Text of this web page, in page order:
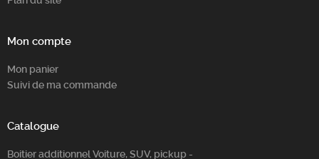
Mon compte
Mon panier
Suivi de ma commande
Catalogue
Boitier additionnel Voiture, SUV, pickup -